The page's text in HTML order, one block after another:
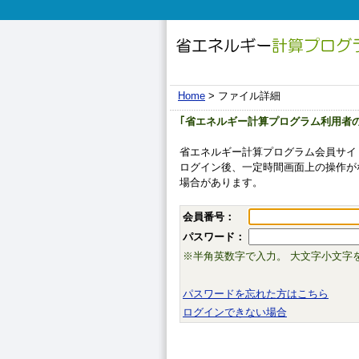
Home > ファイル詳細
｢省エネルギー計算プログラム利用者
省エネルギー計算プログラム会員サ
ログイン後、一定時間画面上の操作
場合があります。
会員番号：
パスワード：
※半角英数字で入力。 大文字小文字
パスワードを忘れた方はこちら
ログインできない場合